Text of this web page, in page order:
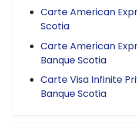
Carte American
Scotia
Carte American
Banque Scotia
Carte Visa Infinite
Banque Scotia